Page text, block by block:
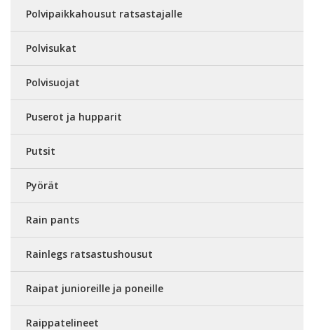
Polvipaikkahousut ratsastajalle
Polvisukat
Polvisuojat
Puserot ja hupparit
Putsit
Pyörät
Rain pants
Rainlegs ratsastushousut
Raipat junioreille ja poneille
Raippatelineet